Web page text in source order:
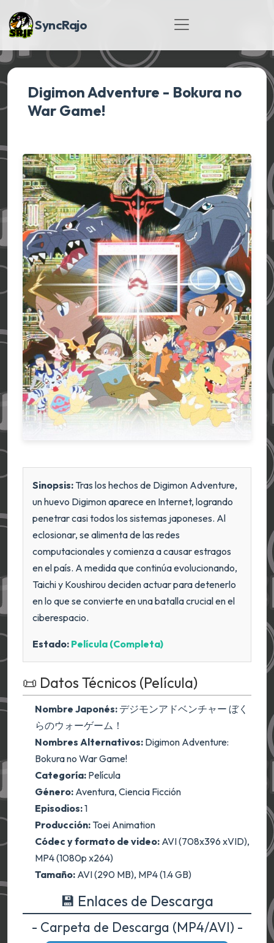
SyncRajo
Digimon Adventure - Bokura no
War Game!
Sinopsis: Tras los hechos de Digimon Adventure,
un huevo Digimon aparece en Internet, logrando
penetrar casi todos los sistemas japoneses. Al
eclosionar, se alimenta de las redes
computacionales y comienza a causar estragos
en el país. A medida que continúa evolucionando,
Taichi y Koushirou deciden actuar para detenerlo
en lo que se convierte en una batalla crucial en el
ciberespacio.
Estado: Película (Completa)
📜 Datos Técnicos (Película)
Nombre Japonés: デジモンアドベンチャー ぼく
らのウォーゲーム！
Nombres Alternativos: Digimon Adventure:
Bokura no War Game!
Categoría: Película
Género: Aventura, Ciencia Ficción
Episodios:1
Producción: Toei Animation
Códec y formato de video: AVI (708x396 xVID),
MP4 (1080p x264)
Tamaño: AVI (290 MB), MP4 (1.4 GB)
💾 Enlaces de Descarga
- Carpeta de Descarga (MP4/AVI) -